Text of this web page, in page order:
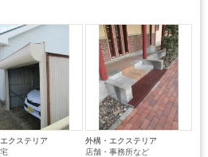
クステリア
外構・エクステリア
店舗・事務所など